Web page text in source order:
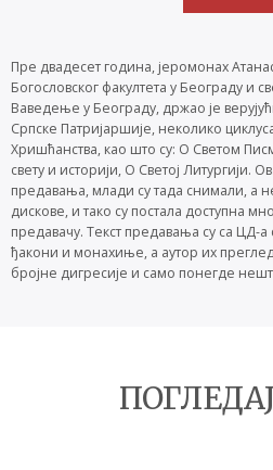
Пре двадесет година, јеромонах
Богословског факултета у Београду и
Ваведење у Београду, држао је
Српске Патријаршије, неколико
Хришћанства, као што су: О Светом
свету и историји, О Светој Литургији.
предавања, млади су тада снимали, а
дискове, и тако су постала доступна
предавачу. Текст предавања су са ЦД-
ђакони и монахиње, а аутор их
бројне дигресије и само понегде